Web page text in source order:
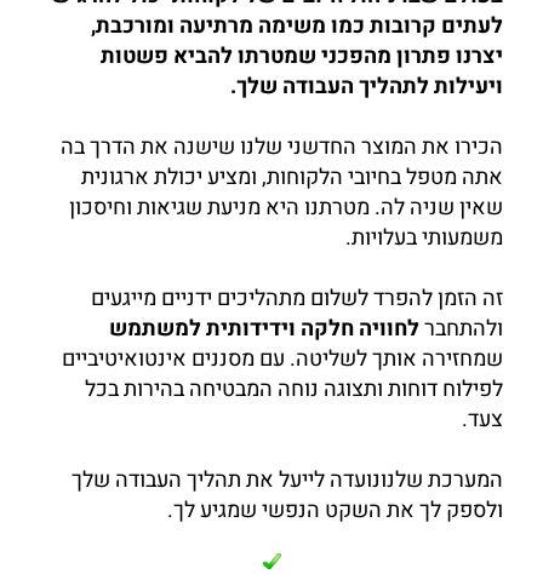
לעתים קרובות כמו משימה מרתיעה ומורכבת,
יצרנו פתרון מהפכני שמטרתו להביא פשטות
ויעילות לתהליך העבודה שלך.
הכירו את המוצר החדשני שלנו שישנה את הדרך בה
אתה מטפל בחיובי הלקוחות, ומציע יכולת ארגונית
שאין שניה לה. מטרתנו היא מניעת שגיאות וחיסכון
משמעותי בעלויות.
זה הזמן להפרד לשלום מתהליכים ידניים מייגעים
ולהתחברלחוויה חלקה וידידותית למשתמש
שמחזירה אותך לשליטה. עם מסננים אינטואיטיביים
לפילוח דוחות ותצוגה נוחה המבטיחה בהירות בכל
צעד.
המערכת שלנונועדה לייעל את תהליך העבודה שלך
ולספק לך את השקט הנפשי שמגיע לך.